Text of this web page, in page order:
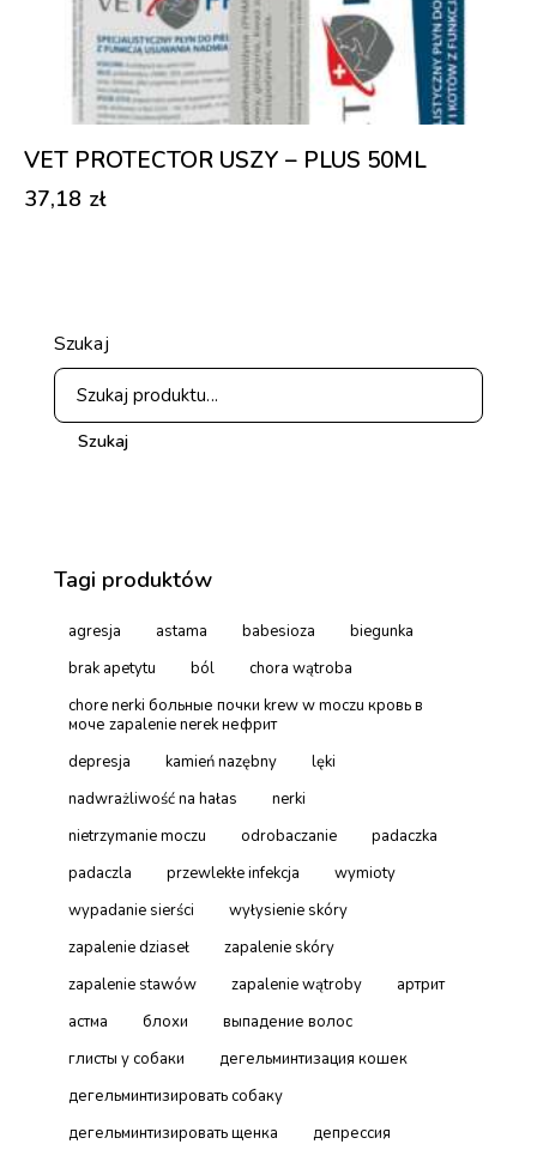
VET PROTECTOR USZY – PLUS 50ML
37,18 zł
Szukaj
Szukaj
Tagi produktów
agresja astama babesioza
biegunka
brak apetytu
ból
chora wątroba
chore nerki больные почки krew w moczu кровь в
моче zapalenie nerek нефрит
depresja
kamień nazębny
lęki
nadwrażliwość na hałas
nerki
nietrzymanie moczu
odrobaczanie
padaczka
padaczla
przewlekłe infekcja
wymioty
wypadanie sierści
wyłysienie skóry
zapalenie dziaseł
zapalenie skóry
zapalenie stawów
zapalenie wątroby
артрит
астма
блохи
выпадение волос
глисты у собаки
дегельминтизация кошек
дегельминтизировать собаку
дегельминтизировать щенка
депрессия